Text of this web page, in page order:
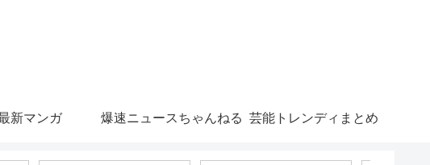
新マンガ 爆速ニュースちゃんねる 芸能トレンディまとめ